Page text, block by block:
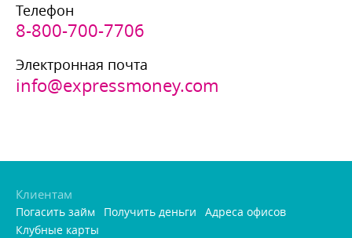
Телефон
8-800-700-7706
Электронная почта
info@expressmoney.com
Клиентам
Погасить займ Получить деньги
Адреса офисо
Клубные карты